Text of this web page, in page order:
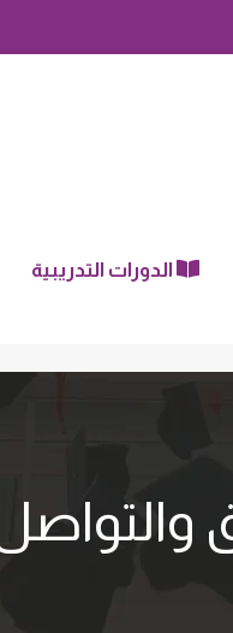
الدورات التدريبية